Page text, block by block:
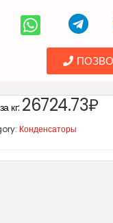
кг: 26724.73₽
Конденсаторы